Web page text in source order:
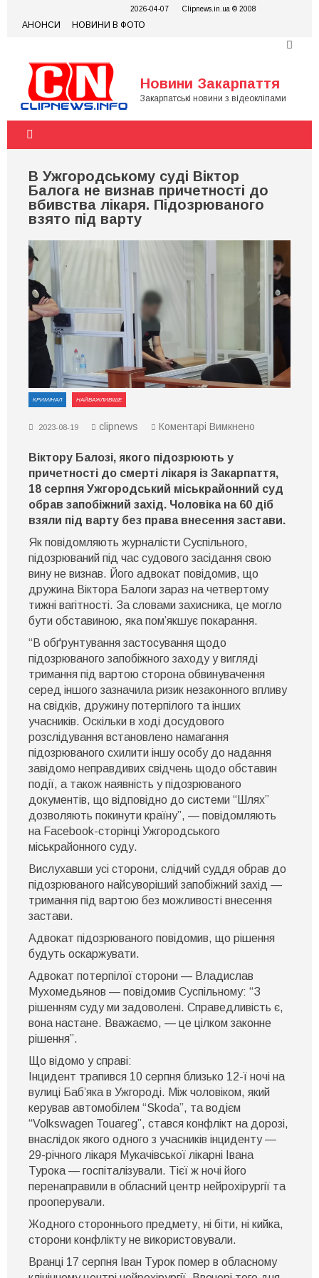
content
2026-04-07 Clipnews.in.ua © 2008
АНОНСИ НОВИНИ В ФОТО
Новини Закарпаття
Закарпатські новини з відеокліпами
В Ужгородському суді Віктор
Балога не визнав причетності до
вбивства лікаря. Підозрюваного
взято під варту
КРИМІНАЛ НАЙВАЖЛИВІШЕ
2023-08-19 clipnews Коментарі Вимкнено
Віктор
Балога
не
визнав
причетності
взято
під
варту
Віктору Балозі, якого підозрюють у
причетності до смерті лікаря із Закарпаття,
18 серпня Ужгородський міськрайонний суд
обрав запобіжний захід. Чоловіка на 60 діб
взяли під варту без права внесення застави.
Як повідомляють журналісти Суспільного,
підозрюваний під час судового засідання свою
вину не визнав. Його адвокат повідомив, що
дружина Віктора Балоги зараз на четвертому
тижні вагітності. За словами захисника, це могло
бути обставиною, яка пом’якшує покарання.
“В обґрунтування застосування щодо
підозрюваного запобіжного заходу у вигляді
тримання під вартою сторона обвинувачення
серед іншого зазначила ризик незаконного впливу
на свідків, дружину потерпілого та інших
учасників. Оскільки в ході досудового
розслідування встановлено намагання
підозрюваного схилити іншу особу до надання
завідомо неправдивих свідчень щодо обставин
події, а також наявність у підозрюваного
документів, що відповідно до системи “Шлях”
дозволяють покинути країну”, — повідомляють
на Facebook-сторінці Ужгородського
міськрайонного суду.
Вислухавши усі сторони, слідчий суддя обрав до
підозрюваного найсуворіший запобіжний захід —
тримання під вартою без можливості внесення
застави.
Адвокат підозрюваного повідомив, що рішення
будуть оскаржувати.
Адвокат потерпілої сторони — Владислав
Мухомедьянов — повідомив Суспільному: “З
рішенням суду ми задоволені. Справедливість є,
вона настане. Вважаємо, — це цілком законне
рішення”.
Що відомо у справі:
Інцидент трапився 10 серпня близько 12-ї ночі на
вулиці Баб’яка в Ужгороді. Між чоловіком, який
керував автомобілем “Skoda”, та водієм
“Volkswagen Touareg”, стався конфлікт на дорозі,
внаслідок якого одного з учасників інциденту —
29-річного лікаря Мукачівської лікарні Івана
Турока — госпіталізували. Тієї ж ночі його
перенаправили в обласний центр нейрохірургії та
прооперували.
Жодного стороннього предмету, ні біти, ні кийка,
сторони конфлікту не використовували.
Вранці 17 серпня Іван Турок помер в обласному